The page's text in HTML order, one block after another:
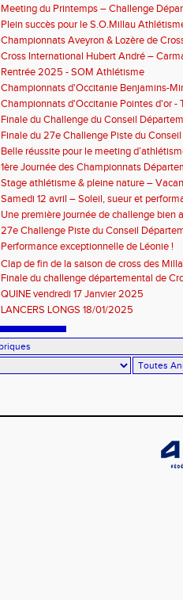
Meeting du Printemps – Challenge
Samedi 28 mars 2026
Plein succès pour le S.O.Millau
départementaux de cross-country
Championnats Aveyron & Lozère de
Cross International Hubert André –
Rentrée 2025 - SOM Athlétisme
Championnats d'Occitanie Benjamins-
2025 – Albi
Championnats d'Occitanie Pointes d'or -
juin 2025
Finale du Challenge du Conseil
Finale du 27e Challenge Piste du
l'Aveyron
Belle réussite pour le meeting
1ère Journée des Championnats
Stage athlétisme & pleine nature –
Samedi 12 avril – Soleil, sueur et
Rouergue pour la 2eme journée du
Une première journée de challenge bien
27e Challenge Piste du Conseil
Performance exceptionnelle de Léonie !
Clap de fin de la saison de cross des
Finale du challenge départemental de
QUINE vendredi 17 Janvier 2025
LANCERS LONGS 18/01/2025